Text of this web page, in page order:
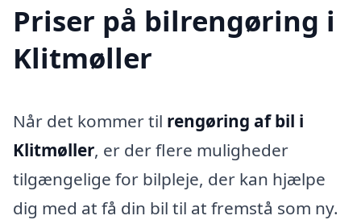
Priser på bilrengøring i
Klitmøller
Når det kommer til rengøring af bil i
Klitmøller, er der flere muligheder
tilgængelige for bilpleje, der kan hjælpe
dig med at få din bil til at fremstå som ny.